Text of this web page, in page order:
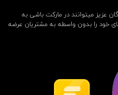
عزیز میتوانند در مارکت باشی به
خود را بدون واسطه به مشتریان عرضه